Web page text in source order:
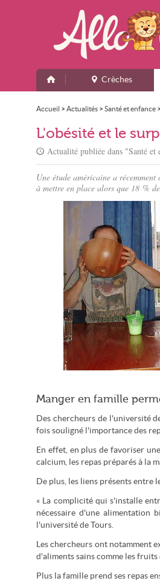
Crèches
Accueil > Actualités > Santé et enfance >
L'obésité et le
Actualité publiée dans "Santé et
Une étude américaine a
à mettre en place alors que 18 %
Manger en famille
Des chercheurs de l'université
fois souligné l'importance des
En effet, en plus de favoriser
calcium, les repas préparés à la
De plus, les liens présents entre
« La complicité qui s'installe
nécessaire d'une alimentation
l'université de Tours.
Les chercheurs ont notamment
d'aliments sains comme les fruits
Plus la famille prend ses repas